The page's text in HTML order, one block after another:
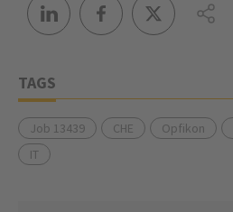
TAGS
Job 13439 CHE Opfikon
IT